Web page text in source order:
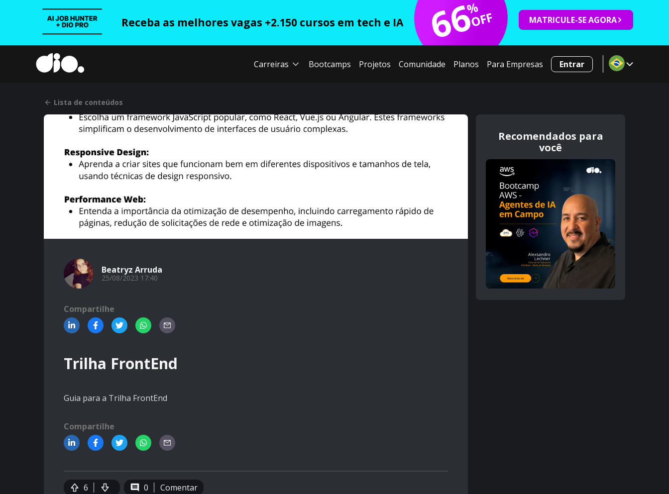
Receba as melhores vagas +2.150 cursos em tech e IA 66
%
OFF MATRICULE-SE AGORA
Carreiras Bootcamps Projetos Comunidade Planos Para Empresas Entrar
Lista de conteúdos
Beatryz Arruda
25/08/2023 17:40
Compartilhe
Trilha FrontEnd
Guia para a Trilha FrontEnd
Compartilhe
6 0 Comentar
Recomendados para
você